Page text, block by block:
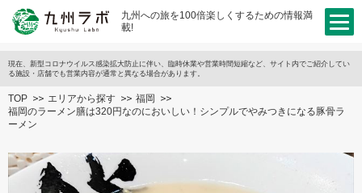
九州への旅を100倍楽しくするための情報満
載!
現在、新型コロナウイルス感染拡大防止に伴い、臨時休業や営業時間短縮など、サイト内でご紹介してい
る施設・店舗でも営業内容が通常と異なる場合があります。
TOP エリアから探す
福岡
福岡のラーメン膳は320円なのにおいしい！シンプルでやみつきになる豚骨ラ
ーメン